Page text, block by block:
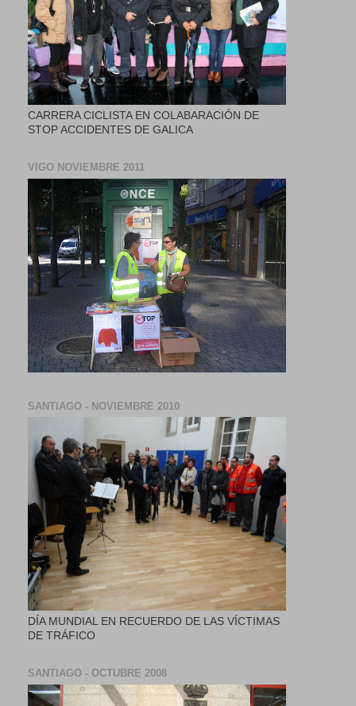
CARRERA CICLISTA EN COLABARACIÓN DE
STOP ACCIDENTES DE GALICA
VIGO NOVIEMBRE 2011
SANTIAGO - NOVIEMBRE 2010
DÍA MUNDIAL EN RECUERDO DE LAS VÍCTIMAS
DE TRÁFICO
SANTIAGO - OCTUBRE 2008